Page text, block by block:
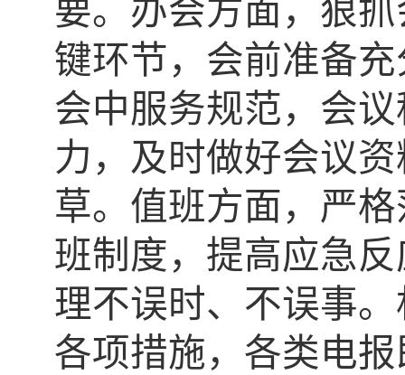
要。办会方面，狠
键环节，会前准备
会中服务规范，会
力，及时做好会议
草。值班方面，严
班制度，提高应急
理不误时、不误事
各项措施，各类电